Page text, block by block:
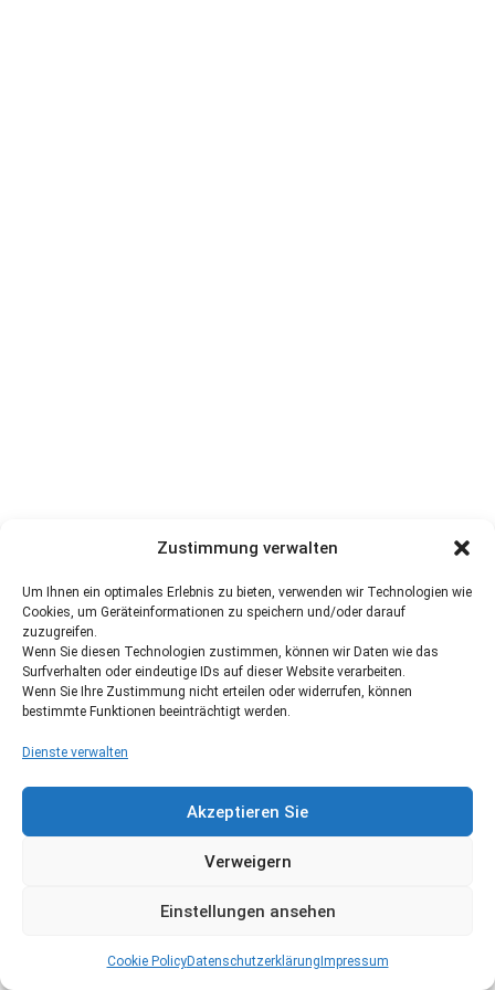
Zustimmung verwalten
Um Ihnen ein optimales Erlebnis zu bieten, verwenden wir Technologien wie
Cookies, um Geräteinformationen zu speichern und/oder darauf
zuzugreifen.
Wenn Sie diesen Technologien zustimmen, können wir Daten wie das
Surfverhalten oder eindeutige IDs auf dieser Website verarbeiten.
Wenn Sie Ihre Zustimmung nicht erteilen oder widerrufen, können
bestimmte Funktionen beeinträchtigt werden.
Dienste verwalten
Akzeptieren Sie
Verweigern
Einstellungen ansehen
Cookie PolicyDatenschutzerklärung Impressum